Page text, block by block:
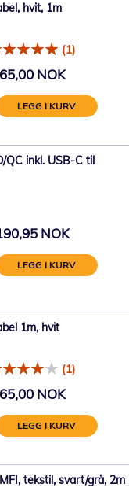
hvit, 1m
(1)
65,00 NOK
LEGG I KURV
QC inkl. USB-C til
NOK
LEGG I KURV
1m, hvit
(1)
65,00 NOK
LEGG I KURV
tekstil, svart/grå, 2m